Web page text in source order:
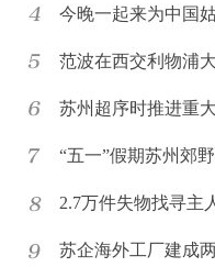
今晚一起来为中国
范波在西交利物浦
苏州超序时推进重
“五一”假期苏州郊
2.7万件失物找寻主
苏企海外工厂建成